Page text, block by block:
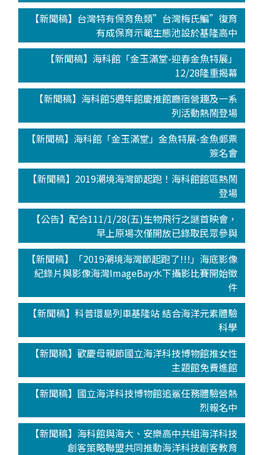
【新聞稿】台灣特有保育魚類”台灣梅氏鯿”復育
有成保育示範生態池設於基隆高中
【新聞稿】海科館「金玉滿堂-迎春金魚特展」
12/28隆重揭幕
【新聞稿】海科館5週年館慶推館廳宿營趣及一系
列活動熱鬧登場
【新聞稿】海科館「金玉滿堂」金魚特展-金魚郵票
簽名會
【新聞稿】2019潮境海灣節起跑！海科館館區熱鬧
登場
【公告】配合111/1/28(五)生物飛行之謎首映會，
早上原場次僅開放已錄取民眾參與
【新聞稿】「2019潮境海灣節起跑了!!!」海底影像
紀錄片與影像海灣ImageBay水下攝影比賽開始徵
件
【新聞稿】科普環島列車基隆站 結合海洋元素體驗
科學
【新聞稿】歡慶母親節國立海洋科技博物館推女性
主題館免費進館
【新聞稿】國立海洋科技博物館追鯊任務體驗營熱
烈報名中
【新聞稿】海科館與海大、安樂高中共組海洋科技
創客策略聯盟共同推動海洋科技創客教育